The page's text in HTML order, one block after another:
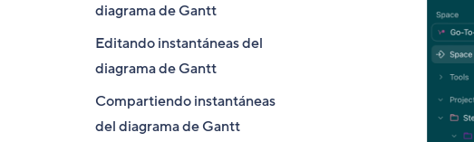
diagrama de Gantt
Editando instantáneas del
diagrama de Gantt
Compartiendo instantáneas
del diagrama de Gantt